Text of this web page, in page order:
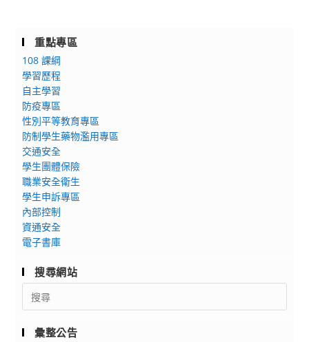
重點專區
108 課綱
學習歷程
自主學習
防疫專區
性別平等教育專區
防制學生藥物濫用專區
交通安全
學生團體保險
職業安全衛生
學生申訴專區
內部控制
資通安全
電子書庫
搜尋網站
Search
for:
彙整公告